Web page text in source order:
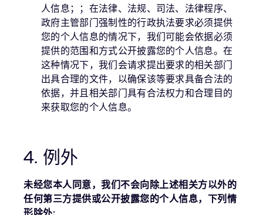
人信息；；在法律、法规、司法、法律程序、
政府主管部门强制性的行政执法要求必须提供
您的个人信息的情况下，我们可能会依据必须
提供的范围和方式公开披露您的个人信息。在
这种情况下，我们会请求提出要求的相关部门
出具合理的文件，以确保该等要求具备合法的
依据，并且相关部门具有合法权力和合理目的
来获取您的个人信息。
4. 例外
未经您本人同意，我们不会向除上述相关方以外的
任何第三方提供或公开披露您的个人信息，下列情
形除外: